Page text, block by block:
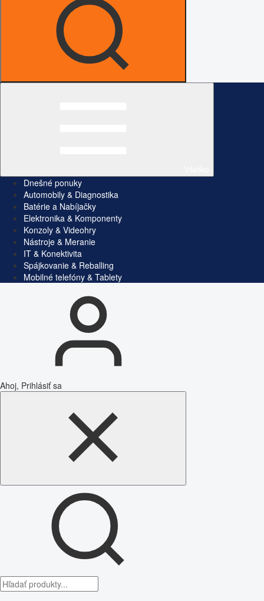
Dnešné ponuky
Automobily & Diagnostika
Batérie a Nabíjačky
Elektronika & Komponenty
Konzoly & Videohry
Nástroje & Meranie
IT & Konektivita
Spájkovanie & Reballing
Mobilné telefóny & Tablety
Ahoj, Prihlásiť sa